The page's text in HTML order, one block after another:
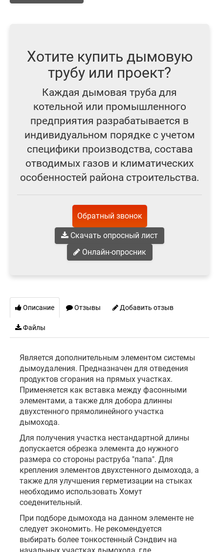
Хотите купить дымовую
трубу или проект?
Каждая дымовая труба для
котельной или промышленного
предприятия разрабатывается в
индивидуальном порядке с учетом
специфики производства, состава
отводимых газов и климатических
особенностей района строительства.
Обратный звонок
Скачать опросный лист
Онлайн-опросник
Описание Отзывы Добавить отзыв
Файлы
Является дополнительным элементом системы
дымоудаления. Предназначен для отведения
продуктов сгорания на прямых участках.
Применяется как вставка между фасонными
элементами, а также для добора длинны
двухстенного прямолинейного участка
дымохода.
Для получения участка нестандартной длины
допускается обрезка элемента до нужного
размера со стороны раструба "папа". Для
крепления элементов двухстенного дымохода, а
также для улучшения герметизации на стыках
необходимо использовать Хомут
соеденительный.
При подборе дымохода на данном элементе не
следует экономить. Не рекомендуется
выбирать более тонкостенный Сэндвич на